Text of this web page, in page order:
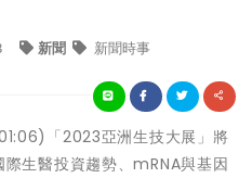
新聞 新聞時事
「2023亞洲生技大展」將
生醫投資趨勢、mRNA與基因